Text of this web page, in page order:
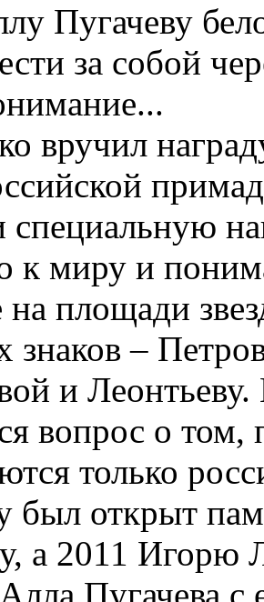
Пугачеву
за собой
вручил
специальную
к миру и
на площади
знаков –
и Леонтьеву.
вопрос о том,
только
был открыт
а 2011 Игорю
Пугачева с